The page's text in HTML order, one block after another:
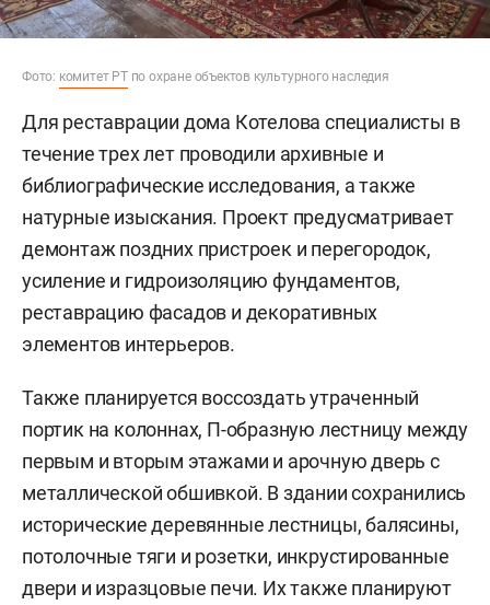
Фото: комитет РТпо охране объектов культурного наследия
Для реставрации дома Котелова специалисты в
течение трех лет проводили архивные и
библиографические исследования, а также
натурные изыскания. Проект предусматривает
демонтаж поздних пристроек и перегородок,
усиление и гидроизоляцию фундаментов,
реставрацию фасадов и декоративных
элементов интерьеров.
Также планируется воссоздать утраченный
портик на колоннах, П-образную лестницу между
первым и вторым этажами и арочную дверь с
металлической обшивкой. В здании сохранились
исторические деревянные лестницы, балясины,
потолочные тяги и розетки, инкрустированные
двери и изразцовые печи. Их также планируют